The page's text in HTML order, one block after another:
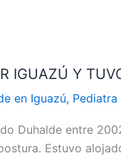
IGUAZÚ Y
en Iguazú, Pediatra
Duhalde entre
Estuvo